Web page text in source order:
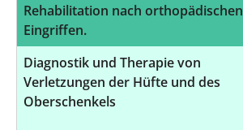
Rehabilitation nach orthopädischen
Eingriffen.
Diagnostik und Therapie von
Verletzungen der Hüfte und des
Oberschenkels